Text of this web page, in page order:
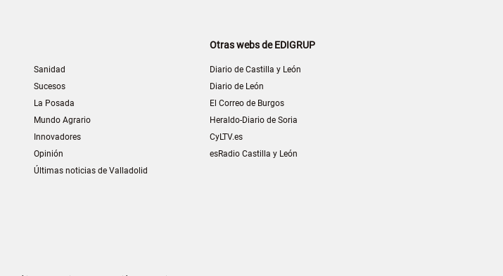
Sanidad
Sucesos
La Posada
Mundo Agrario
Innovadores
Opinión
Últimas noticias de Valladolid
Otras webs de EDIGRUP
Diario de Castilla y León
Diario de León
El Correo de Burgos
Heraldo-Diario de Soria
CyLTV.es
esRadio Castilla y León